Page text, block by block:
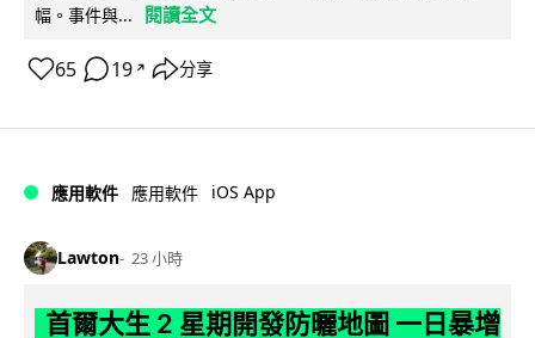
幅。事件與...
閱讀全文
65 19 ↗ 分享
應用軟件 應用軟件 iOS App
Lawton 23 小時
首爾大生 2 星期開發防曬地圖 一日暴增